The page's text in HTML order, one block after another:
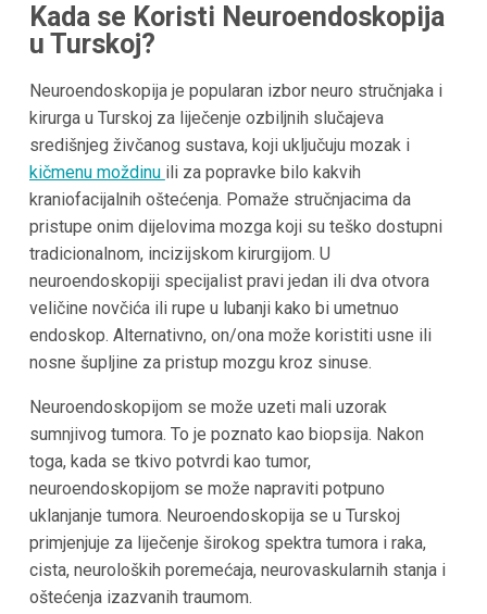
Kada se Koristi Neuroendoskopija
u Turskoj?
Neuroendoskopija je popularan izbor neuro stručnjaka i
kirurga u Turskoj za liječenje ozbiljnih slučajeva
središnjeg živčanog sustava, koji uključuju mozak i
kičmenu moždinu ili za popravke bilo kakvih
kraniofacijalnih oštećenja. Pomaže stručnjacima da
pristupe onim dijelovima mozga koji su teško dostupni
tradicionalnom, incizijskom kirurgijom. U
neuroendoskopiji specijalist pravi jedan ili dva otvora
veličine novčića ili rupe u lubanji kako bi umetnuo
endoskop. Alternativno, on/ona može koristiti usne ili
nosne šupljine za pristup mozgu kroz sinuse.
Neuroendoskopijom se može uzeti mali uzorak
sumnjivog tumora. To je poznato kao biopsija. Nakon
toga, kada se tkivo potvrdi kao tumor,
neuroendoskopijom se može napraviti potpuno
uklanjanje tumora. Neuroendoskopija se u Turskoj
primjenjuje za liječenje širokog spektra tumora i raka,
cista, neuroloških poremećaja, neurovaskularnih stanja i
oštećenja izazvanih traumom.